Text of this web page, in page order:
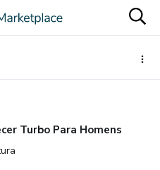
Turbo Para Homens